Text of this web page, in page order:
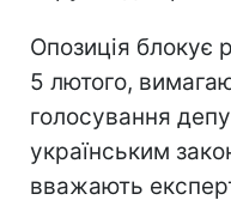
Опозиція блокує
5 лютого,
голосування
українським
вважають